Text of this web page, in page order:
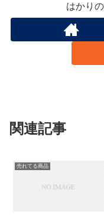
はかり
関連記事
売れてる商品